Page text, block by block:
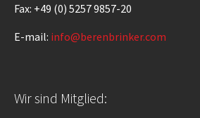
Fax: +49 (0) 5257 9857-20
E-mail: info@berenbrinker.com
Wir sind Mitglied: